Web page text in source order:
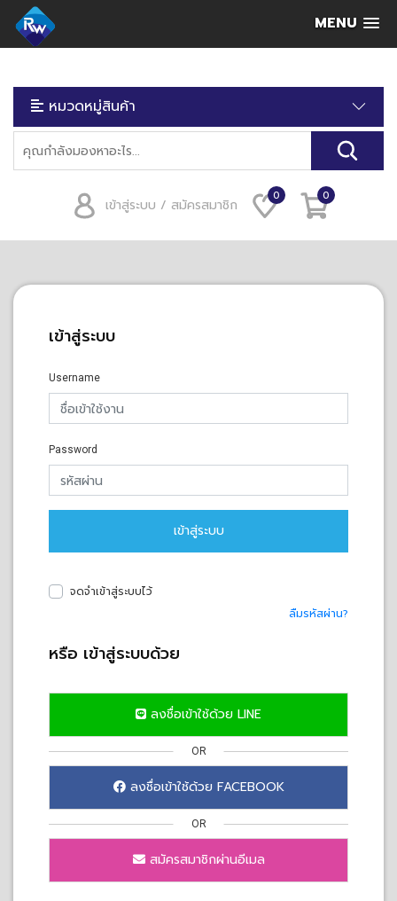
MENU
หมวดหมู่สินค้า
เข้าสู่ระบบ / สมัครสมาชิก
0 0
เข้าสู่ระบบ
Username
Password
เข้าสู่ระบบ
จดจำเข้าสู่ระบบไว้
ลืมรหัสผ่าน?
หรือ เข้าสู่ระบบด้วย
ลงชื่อเข้าใช้ด้วย LINE
OR
ลงชื่อเข้าใช้ด้วย FACEBOOK
OR
สมัครสมาชิกผ่านอีเมล